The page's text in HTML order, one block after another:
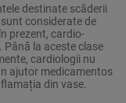
destinate scăderii
considerate de
prezent, cardio-
Până la aceste clase
cardiologii nu
ajutor medicamentos
din vase.